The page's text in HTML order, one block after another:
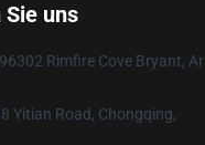
uns
Rimfire Cove Bryant, Ar
Yitian Road, Chongqing,